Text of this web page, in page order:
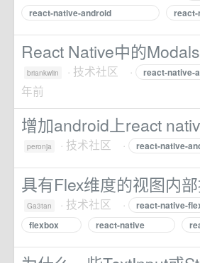
react-native-android
React Native中的
briankwlin · 技术社区 · react-native-
年前
增加android上react
peronja · 技术社区 · react-native-
具有Flex维度的视图内
Ga3tan · 技术社区 · react-native-
flexbox
react-native